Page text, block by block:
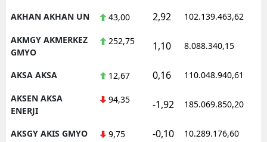
AKHAN AKHAN UN 43,00 2,92 102.139.463,62
AKMGY AKMERKEZ
GMYO
252,75 1,10 8.088.340,15
AKSA AKSA 12,67 0,16 110.048.940,61
AKSEN AKSA
ENERJI
94,35 -1,92 185.069.850,20
AKSGY AKIS GMYO 9,75 -0,10 10.289.176,60